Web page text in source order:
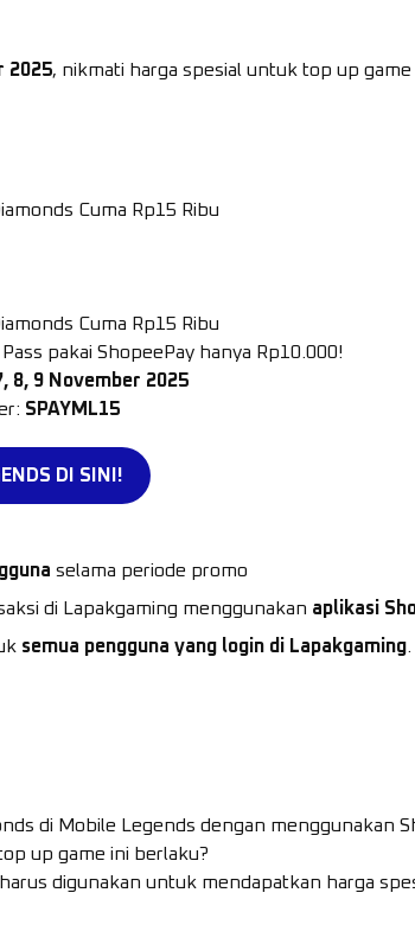
2025, nikmati harga spesial untuk top up
Cuma Rp15 Ribu
Cuma Rp15 Ribu
pakai ShopeePay hanya Rp10.000!
8, 9 November 2025
SPAYML15
DI SINI!
selama periode promo
di Lapakgaming menggunakan aplikasi
semua pengguna yang login di Lapakgaming
di Mobile Legends dengan menggunakan
up game ini berlaku?
digunakan untuk mendapatkan harga